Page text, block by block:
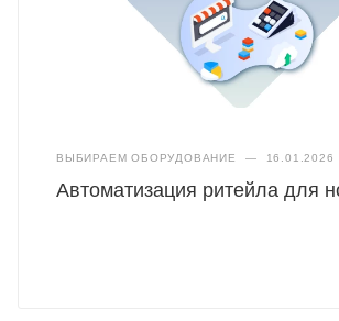
ВЫБИРАЕМ ОБОРУДОВАНИЕ — 16.01.2026
Автоматизация ритейла для